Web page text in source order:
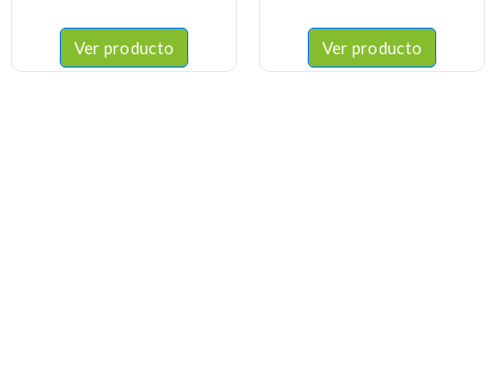
Ver producto Ver producto